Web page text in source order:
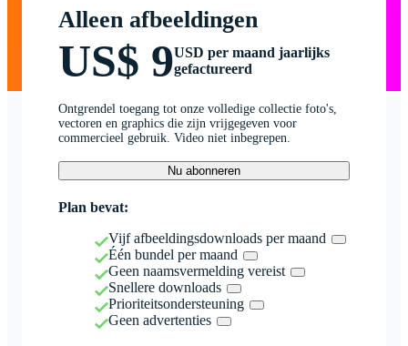
Alleen afbeeldingen
US$ 9USD per maand jaarlijks
gefactureerd
Ontgrendel toegang tot onze volledige collectie foto's,
vectoren en graphics die zijn vrijgegeven voor
commercieel gebruik. Video niet inbegrepen.
Nu abonneren
Plan bevat:
Vijf afbeeldingsdownloads per maand
Één bundel per maand
Geen naamsvermelding vereist
Snellere downloads
Prioriteitsondersteuning
Geen advertenties